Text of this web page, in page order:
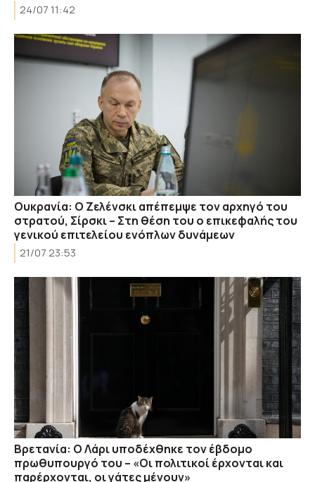
24/07 11:42
Ουκρανία: Ο Ζελένσκι απέπεμψε τον αρχηγό του
στρατού, Σίρσκι – Στη θέση του ο επικεφαλής του
γενικού επιτελείου ενόπλων δυνάμεων
21/07 23:53
Βρετανία: Ο Λάρι υποδέχθηκε τον έβδομο
πρωθυπουργό του – «Οι πολιτικοί έρχονται και
παρέρχονται, οι γάτες μένουν»